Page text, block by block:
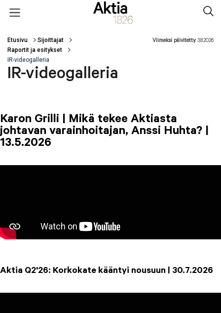
Open menu
Murupolku
Etusivu
Sijoittajat
Raportit ja esitykset
IR-videogalleria
Viimeksi päivitetty:3.8.2026
IR-videogalleria
Karon Grilli | Mikä tekee Aktiasta
johtavan varainhoitajan, Anssi Huhta? |
13.5.2026
Aktia Q2'26: Korkokate kääntyi nousuun | 30.7.2026